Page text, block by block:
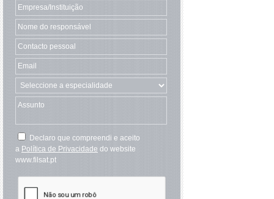
Declaro que compreendi e aceito
a Política de Privacidade do website
www.filsat.pt